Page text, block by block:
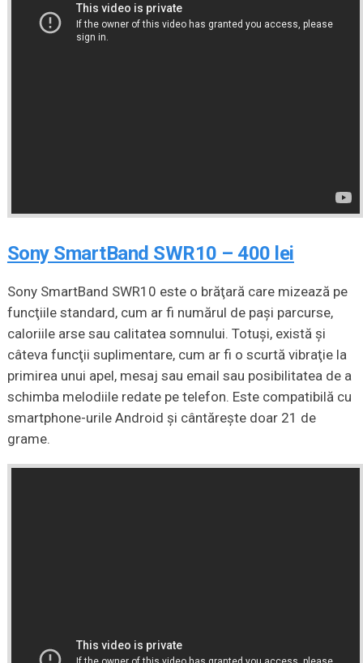
Sony SmartBand SWR10 – 400 lei
Sony SmartBand SWR10 este o brăţară care mizează pe
funcţiile standard, cum ar fi numărul de paşi parcurse,
caloriile arse sau calitatea somnului. Totuşi, există şi
câteva funcţii suplimentare, cum ar fi o scurtă vibraţie la
primirea unui apel, mesaj sau email sau posibilitatea de a
schimba melodiile redate pe telefon. Este compatibilă cu
smartphone-urile Android şi cântăreşte doar 21 de
grame.